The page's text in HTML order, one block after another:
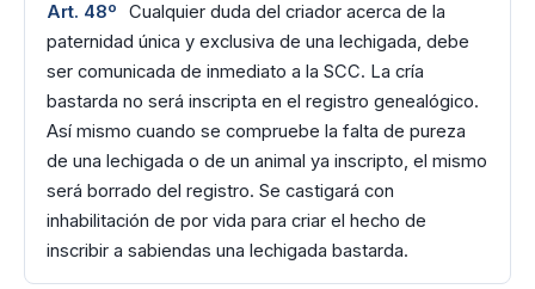
Art. 48º
Cualquier duda del criador acerca de la
paternidad única y exclusiva de una lechigada, debe
ser comunicada de inmediato a la SCC. La cría
bastarda no será inscripta en el registro genealógico.
Así mismo cuando se compruebe la falta de pureza
de una lechigada o de un animal ya inscripto, el mismo
será borrado del registro. Se castigará con
inhabilitación de por vida para criar el hecho de
inscribir a sabiendas una lechigada bastarda.